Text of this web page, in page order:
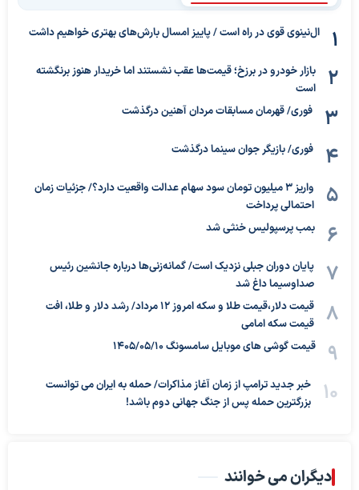
ال‌نینوی قوی در راه است / پاییز امسال بارش‌های بهتری خواهیم داشت
بازار خودرو در برزخ؛ قیمت‌ها عقب نشستند اما خریدار هنوز برنگشته
است
فوری/ قهرمان مسابقات مردان آهنین درگذشت
فوری/ بازیگر جوان سینما درگذشت
واریز ۳ میلیون تومان سود سهام عدالت واقعیت دارد؟/ جزئیات زمان
احتمالی پرداخت
بمب پرسپولیس خنثی شد
پایان دوران جبلی نزدیک است/ گمانه‌زنی‌ها درباره جانشین رئیس
صداوسیما داغ شد
قیمت دلار،قیمت طلا و سکه امروز ۱۲ مرداد/ رشد دلار و طلا، افت
قیمت سکه امامی
قیمت گوشی های موبایل سامسونگ 1405/05/10
خبر جدید ترامپ از زمان آغاز مذاکرات/ حمله به ایران می توانست
بزرگترین حمله پس از جنگ جهانی دوم باشد!
دیگران می خوانند